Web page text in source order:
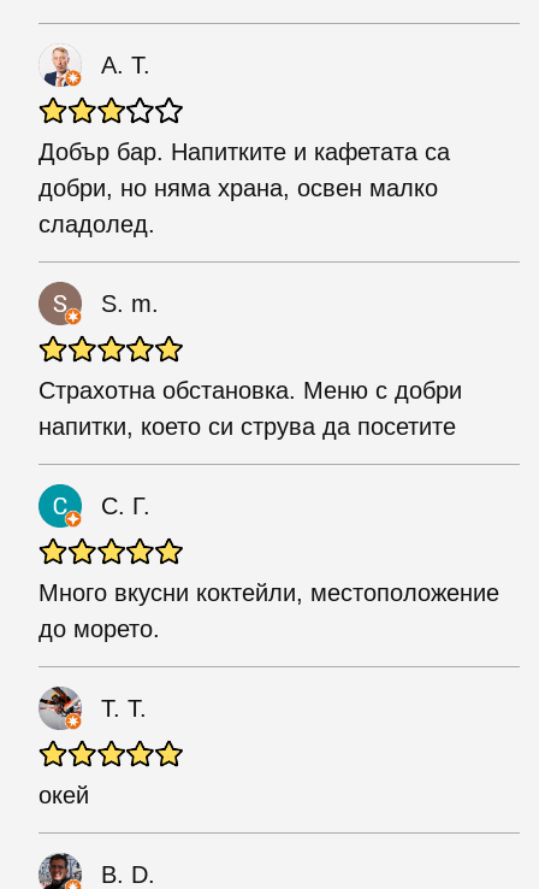
A. T.
Добър бар. Напитките и кафетата са
добри, но няма храна, освен малко
сладолед.
S. m.
Страхотна обстановка. Меню с добри
напитки, което си струва да посетите
С. Г.
Много вкусни коктейли, местоположение
до морето.
T. T.
окей
B. D.